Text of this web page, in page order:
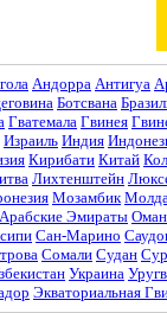
Андорра Антигуа
Ботсвана
Гватемала Гвинея
Израиль Индия
Кирибати Китай
Лихтенштейн
Мозамбик
Эмираты Оман
Сан-Марино
Сомали Судан
Украина
Экваториальная